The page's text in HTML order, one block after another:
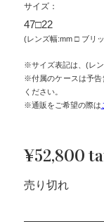
サイズ：
47□22
(レンズ幅:mm □ ブリ
※サイズ表記は、(レン
※付属のケースは予告
ください。
※通販をご希望の際は
¥52,800
売り切れ